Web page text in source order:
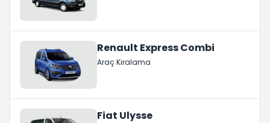
Renault Express Combi
Araç Kiralama
Fiat Ulysse